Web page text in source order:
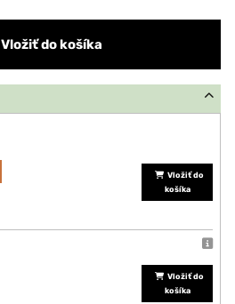
Vložiť do košíka
Vložiť do
košíka
Vložiť do
košíka